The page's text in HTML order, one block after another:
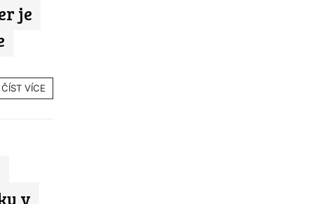
je
ČÍST VÍCE
v